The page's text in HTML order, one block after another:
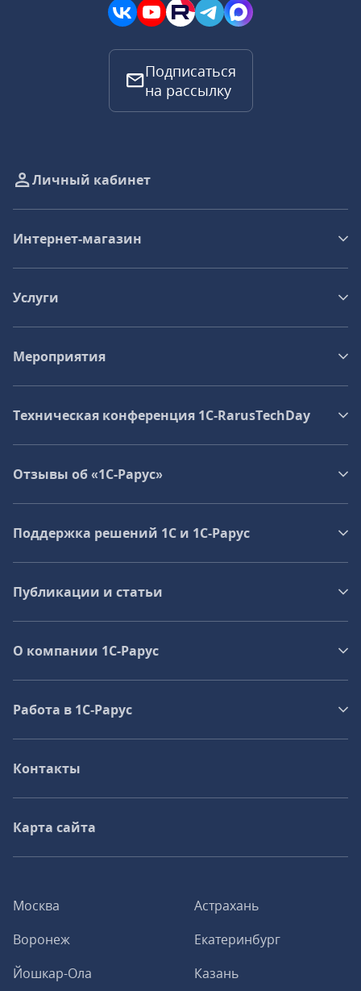
Подписаться
на рассылку
Москва
Астрахань
Воронеж
Екатеринбург
Йошкар-Ола
Казань
Личный кабинет
Интернет-магазин
Услуги
Мероприятия
Техническая конференция 1C‑RarusTechDay
Отзывы об «1С-Рарус»
Поддержка решений 1С и 1С‑Рарус
Публикации и статьи
О компании 1C-Рарус
Работа в 1С‑Рарус
Контакты
Карта сайта